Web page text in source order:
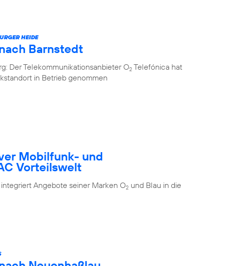
HEIDE
Barnstedt
Der Telekommunikationsanbieter O2 Telefónica hat
in Betrieb genommen
Mobilfunk- und
Vorteilswelt
Angebote seiner Marken O2 und Blau in die